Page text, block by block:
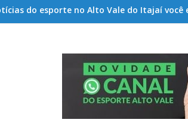
do esporte no Alto Vale do Itajaí